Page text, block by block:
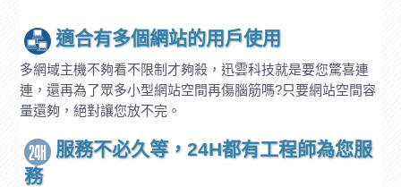
適合有多個網站的用戶使用
多網域主機不夠看不限制才夠殺，迅雲科技就是要您驚喜連
連，還再為了眾多小型網站空間再傷腦筋嗎?只要網站空間容
量還夠，絕對讓您放不完。
服務不必久等，24H都有工程師為您服
務